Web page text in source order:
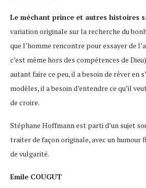
Le méchant prince et autres histoires
variation originale sur la recherche du
que l’homme rencontre pour essayer de
c’est même hors des compétences de
autant faire ce peu, il a besoin de rêver en
modèles, il a besoin d’entendre ce qu’il
de croire.
Stéphane Hoffmann est parti d’un sujet
traiter de façon originale, avec un humour
de vulgarité.
Emile COUGUT